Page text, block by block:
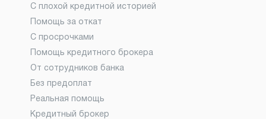
С плохой кредитной историей
Помощь за откат
С просрочками
Помощь кредитного брокера
От сотрудников банка
Без предоплат
Реальная помощь
Кредитный брокер